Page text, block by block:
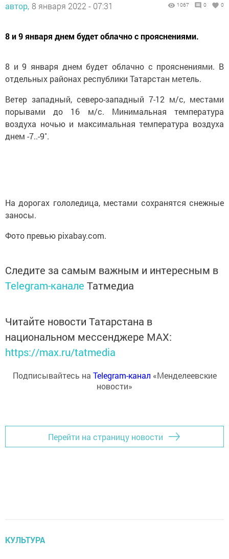
автор, 8 января 2022 - 07:31 1067 0 0
8 и 9 января днем будет облачно с прояснениями.
8 и 9 января днем будет облачно с прояснениями. В
отдельных районах республики Татарстан метель.
Ветер западный, северо-западный 7-12 м/с, местами
порывами до 16 м/с. Минимальная температура
воздуха ночью и максимальная температура воздуха
днем -7..-9˚.
На дорогах гололедица, местами сохранятся снежные
заносы.
Фото превью pixabay.com.
Следите за самым важным и интересным в
Telegram-канале Татмедиа
Читайте новости Татарстана в
национальном мессенджере MАХ:
https://max.ru/tatmedia
Подписывайтесь на Telegram-канал «Менделеевские
новости»
Перейти на страницу новости
КУЛЬТУРА